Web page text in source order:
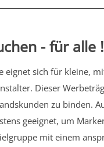
- für alle !
eignet sich für kleine,
Dieser
zu binden.
geeignet, um
mit einem